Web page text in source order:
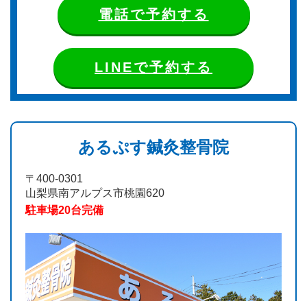
電話で予約する
LINEで予約する
あるぷす鍼灸整骨院
〒400-0301
山梨県南アルプス市桃園620
駐車場20台完備